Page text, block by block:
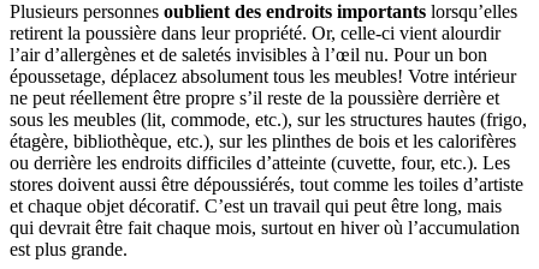
Plusieurs personnes oublient des endroits importants lorsqu’elles
retirent la poussière dans leur propriété. Or, celle-ci vient alourdir
l’air d’allergènes et de saletés invisibles à l’œil nu. Pour un bon
époussetage, déplacez absolument tous les meubles! Votre intérieur
ne peut réellement être propre s’il reste de la poussière derrière et
sous les meubles (lit, commode, etc.), sur les structures hautes (frigo,
étagère, bibliothèque, etc.), sur les plinthes de bois et les calorifères
ou derrière les endroits difficiles d’atteinte (cuvette, four, etc.). Les
stores doivent aussi être dépoussiérés, tout comme les toiles d’artiste
et chaque objet décoratif. C’est un travail qui peut être long, mais
qui devrait être fait chaque mois, surtout en hiver où l’accumulation
est plus grande.